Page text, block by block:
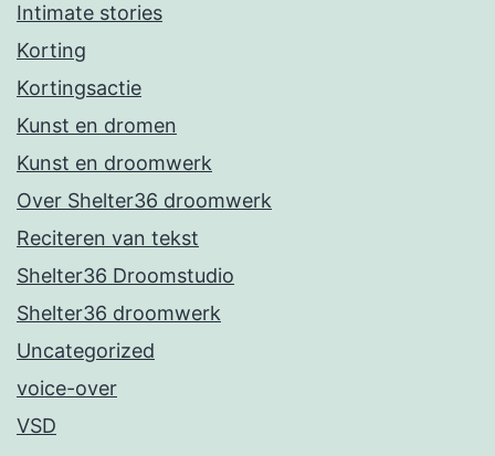
Intimate stories
Korting
Kortingsactie
Kunst en dromen
Kunst en droomwerk
Over Shelter36 droomwerk
Reciteren van tekst
Shelter36 Droomstudio
Shelter36 droomwerk
Uncategorized
voice-over
VSD